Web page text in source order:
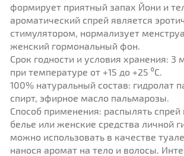
формирует приятный запах Йони и
ароматический спрей является
стимулятором, нормализует
женский гормональный фон.
Срок годности и условия хранения: 3
при температуре от +15 до +25 ⁰C.
100% натуральный состав: гидролат
спирт, эфирное масло пальмарозы.
Способ применения: распылять
белье или женские средства личной
можно использовать в качестве
нанося аромат на тело и волосы.